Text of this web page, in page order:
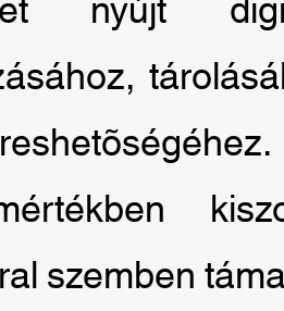
szemben